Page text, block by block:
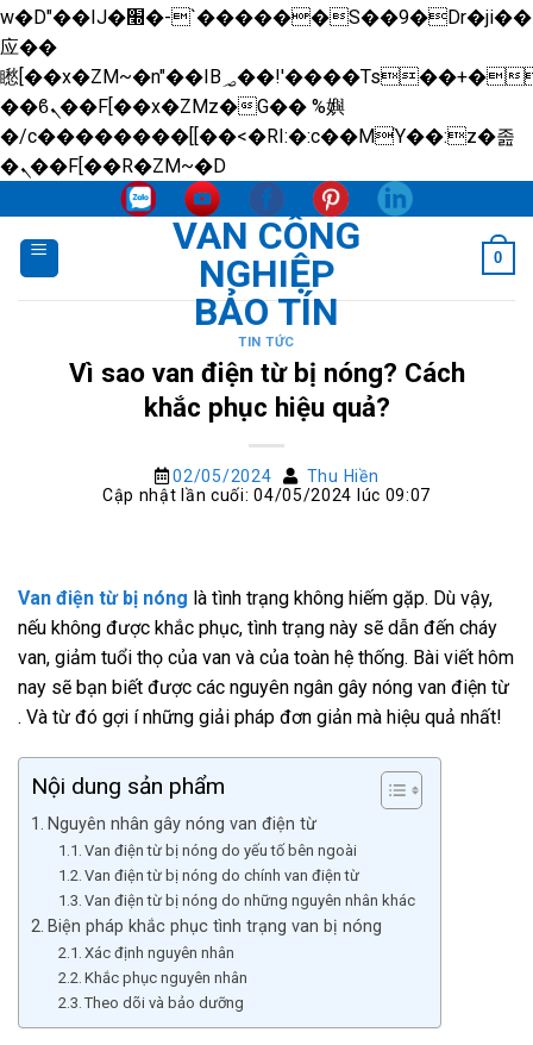
w�D"��IJ�׭�-`������S��9�Dr�ji��EJ߅��gJ�
应��
矁[��x�ZM~�n"��IB؃��!'����Тѕ��+��(m��IK�ʭ�/|
��ϐܢ��F[��x�ZMz�G�� %嬩
�/c��������[[��<�RI:�:c��MΎ��:z�졾
�ܢ��F[��R�ZM~�DSkip
content
VAN CÔNG
NGHIỆP
BẢO TÍN
0
TIN TỨC
Vì sao van điện từ bị nóng? Cách
khắc phục hiệu quả?
02/05/2024
Thu Hiền
Cập nhật lần cuối: 04/05/2024 lúc 09:07
Van điện từ bị nóng là tình trạng không hiếm gặp. Dù vậy,
nếu không được khắc phục, tình trạng này sẽ dẫn đến cháy
van, giảm tuổi thọ của van và của toàn hệ thống. Bài viết hôm
nay sẽ bạn biết được các nguyên ngân gây nóng van điện từ
. Và từ đó gợi í những giải pháp đơn giản mà hiệu quả nhất!
Nội dung sản phẩm
Nguyên nhân gây nóng van điện từ
Van điện từ bị nóng do yếu tố bên ngoài
Van điện từ bị nóng do chính van điện từ
Van điện từ bị nóng do những nguyên nhân khác
Biện pháp khắc phục tình trạng van bị nóng
Xác định nguyên nhân
Khắc phục nguyên nhân
Theo dõi và bảo dưỡng